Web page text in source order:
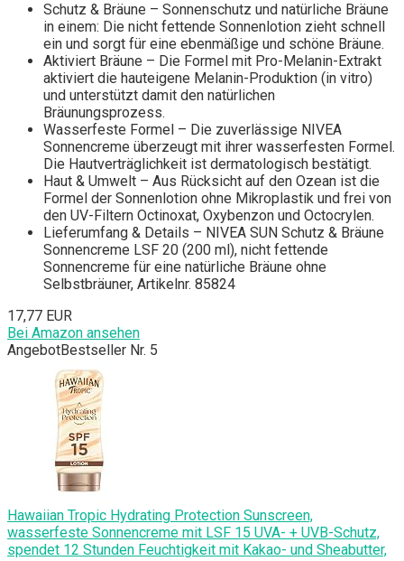
Schutz & Bräune – Sonnenschutz und natürliche Bräune
in einem: Die nicht fettende Sonnenlotion zieht schnell
ein und sorgt für eine ebenmäßige und schöne Bräune.
Aktiviert Bräune – Die Formel mit Pro-Melanin-Extrakt
aktiviert die hauteigene Melanin-Produktion (in vitro)
und unterstützt damit den natürlichen
Bräunungsprozess.
Wasserfeste Formel – Die zuverlässige NIVEA
Sonnencreme überzeugt mit ihrer wasserfesten Formel.
Die Hautverträglichkeit ist dermatologisch bestätigt.
Haut & Umwelt – Aus Rücksicht auf den Ozean ist die
Formel der Sonnenlotion ohne Mikroplastik und frei von
den UV-Filtern Octinoxat, Oxybenzon und Octocrylen.
Lieferumfang & Details – NIVEA SUN Schutz & Bräune
Sonnencreme LSF 20 (200 ml), nicht fettende
Sonnencreme für eine natürliche Bräune ohne
Selbstbräuner, Artikelnr. 85824
17,77 EUR
Bei Amazon ansehen
AngebotBestseller Nr. 5
Hawaiian Tropic Hydrating Protection Sunscreen,
wasserfeste Sonnencreme mit LSF 15 UVA- + UVB-Schutz,
spendet 12 Stunden Feuchtigkeit mit Kakao- und Sheabutter,